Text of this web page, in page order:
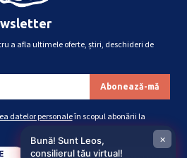
a afla ultimele oferte, știri, deschideri de
datelor personaleîn scopul abonării la
Bună! Sunt Leos,
consilierul tău virtual!
×